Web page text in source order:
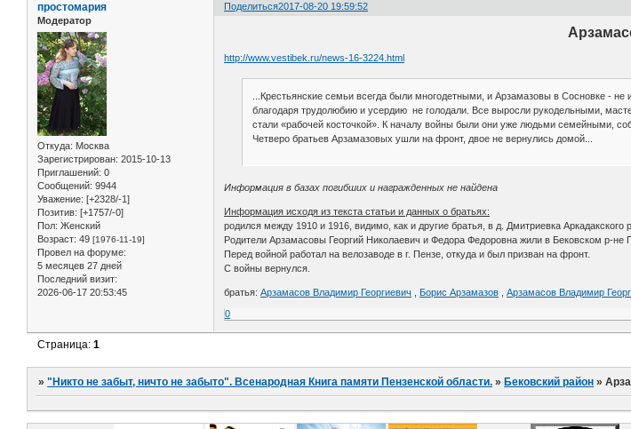
Поделиться2017-08-20 19:59:52
простомария
Модератор
Откуда: Москва
Зарегистрирован: 2015-10-13
Приглашений: 0
Сообщений: 9944
Уважение: [+2328/-1]
Позитив: [+1757/-0]
Пол: Женский
Возраст: 49 [1976-11-19]
Провел на форуме:
5 месяцев 27 дней
Последний визит:
2026-06-17 20:53:45
http://www.vestibek.ru/news-16-3224.html
...Крестьянские семьи всегда были многодетными, и Арзамазовы в Сосновке -
благодаря трудолюбию и усердию не голодали. Все выросли рукодельными,
стали «рабочей косточкой». К началу войны были они уже людьми семейными,
Четверо братьев Арзамазовых ушли на фронт, двое не вернулись домой...
Информация в базах погибших и награжденных не найдена
Информация исходя из текста статьи и данных о братьях:
родился между 1910 и 1916, видимо, как и другие братья, в д. Дмитриевка Аркадакского
Родители Арзамасовы Георгий Николаевич и Федора Федоровна жили в Бековском р-не
Перед войной работал на велозаводе в г. Пензе, откуда и был призван на фронт.
С войны вернулся.
братья:Арзамасов Владимир Георгиевич Борис Арзамазов ,Арзамасов Владимир
0
Страница:1
»"Никто не забыт, ничто не забыто". Всенародная Книга памяти Пензенской области. » Бековский район »